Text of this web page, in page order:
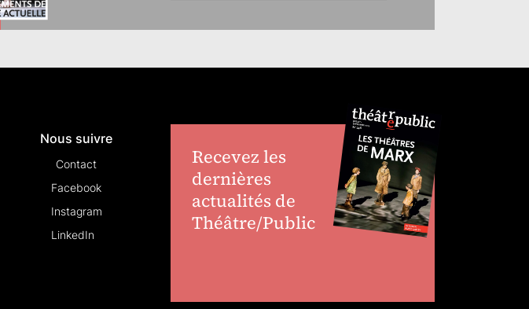
Nous suivre
Contact
Facebook
Instagram
LinkedIn
Recevez les
dernières
actualités de
Théâtre/Public